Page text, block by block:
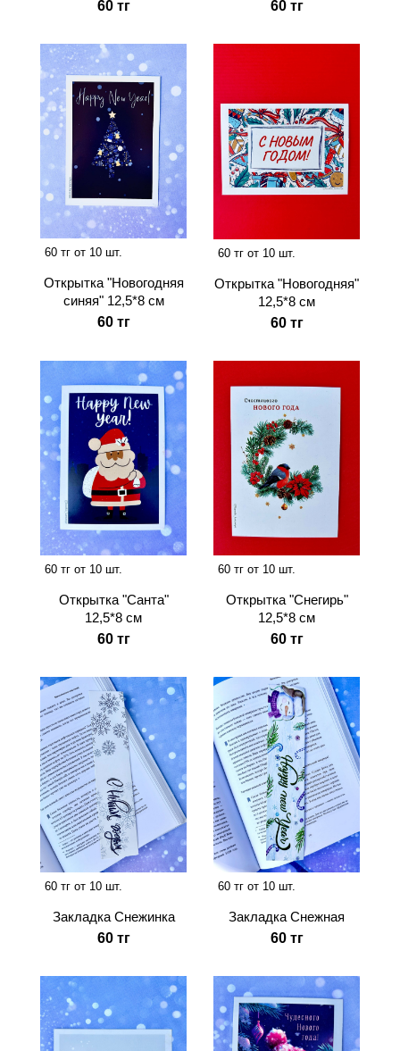
60 тг 60 тг
60 тг от 10 шт.
Открытка "Новогодняя
синяя" 12,5*8 см
60 тг
60 тг от 10 шт.
Открытка "Новогодняя"
12,5*8 см
60 тг
60 тг от 10 шт.
Открытка "Санта"
12,5*8 см
60 тг
60 тг от 10 шт.
Открытка "Снегирь"
12,5*8 см
60 тг
60 тг от 10 шт.
Закладка Снежинка
60 тг
60 тг от 10 шт.
Закладка Снежная
60 тг